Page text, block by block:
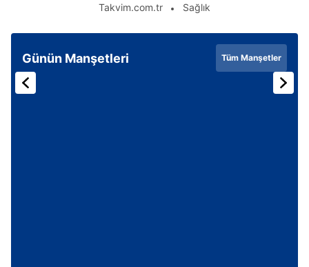
Takvim.com.tr Sağlık
Günün Manşetleri Tüm Manşetler